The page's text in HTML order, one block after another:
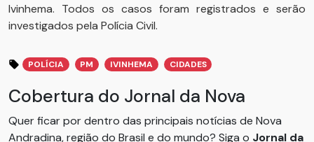
Ivinhema. Todos os casos foram registrados e serão
investigados pela Polícia Civil.
POLÍCIA PM IVINHEMA CIDADES
Cobertura do Jornal da Nova
Quer ficar por dentro das principais notícias de Nova
Andradina, região do Brasil e do mundo? Siga o Jornal da